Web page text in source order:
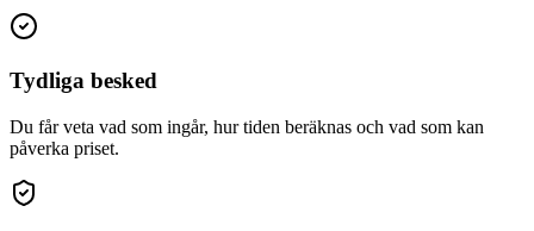
Tydliga besked
Du får veta vad som ingår, hur tiden beräknas och vad som kan
påverka priset.